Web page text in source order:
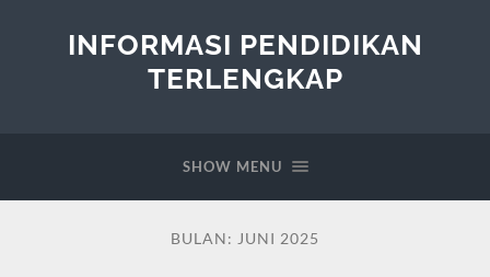
INFORMASI PENDIDIKAN
TERLENGKAP
SHOW MENU
BULAN: JUNI 2025